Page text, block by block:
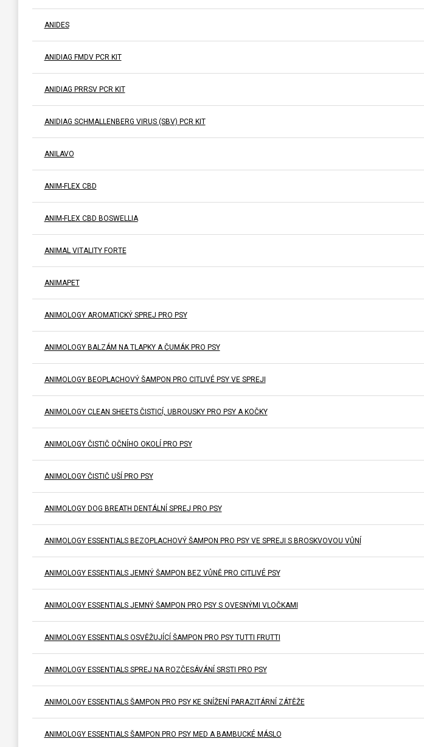
ANIDES
ANIDIAG FMDV PCR KIT
ANIDIAG PRRSV PCR KIT
ANIDIAG SCHMALLENBERG VIRUS (SBV) PCR KIT
ANILAVO
ANIM-FLEX CBD
ANIM-FLEX CBD BOSWELLIA
ANIMAL VITALITY FORTE
ANIMAPET
ANIMOLOGY AROMATICKÝ SPREJ PRO PSY
ANIMOLOGY BALZÁM NA TLAPKY A ČUMÁK PRO PSY
ANIMOLOGY BEOPLACHOVÝ ŠAMPON PRO CITLIVÉ PSY VE SPREJI
ANIMOLOGY CLEAN SHEETS ČISTICÍ, UBROUSKY PRO PSY A KOČKY
ANIMOLOGY ČISTIČ OČNÍHO OKOLÍ PRO PSY
ANIMOLOGY ČISTIČ UŠÍ PRO PSY
ANIMOLOGY DOG BREATH DENTÁLNÍ SPREJ PRO PSY
ANIMOLOGY ESSENTIALS BEZOPLACHOVÝ ŠAMPON PRO PSY VE SPREJI S BROSKVOVOU VŮNÍ
ANIMOLOGY ESSENTIALS JEMNÝ ŠAMPON BEZ VŮNĚ PRO CITLIVÉ PSY
ANIMOLOGY ESSENTIALS JEMNÝ ŠAMPON PRO PSY S OVESNÝMI VLOČKAMI
ANIMOLOGY ESSENTIALS OSVĚŽUJÍCÍ ŠAMPON PRO PSY TUTTI FRUTTI
ANIMOLOGY ESSENTIALS SPREJ NA ROZČESÁVÁNÍ SRSTI PRO PSY
ANIMOLOGY ESSENTIALS ŠAMPON PRO PSY KE SNÍŽENÍ PARAZITÁRNÍ ZÁTĚŽE
ANIMOLOGY ESSENTIALS ŠAMPON PRO PSY MED A BAMBUCKÉ MÁSLO